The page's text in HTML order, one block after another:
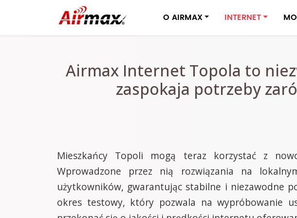
O AIRMAX INTERNET
Airmax Internet Topola to
zaspokaja potrzeby
Mieszkańcy Topoli mogą teraz korzystać z
Wprowadzone przez nią rozwiązania na
użytkowników, gwarantując stabilne i niezawodne
okres testowy, który pozwala na wypróbowanie